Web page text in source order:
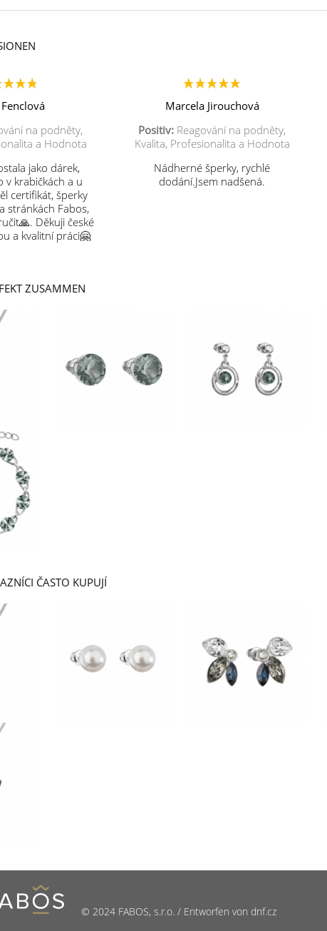
na podněty,
a Hodnota
jako dárek,
v krabičkách a u
certifikát, šperky
stránkách Fabos,
Děkuji české
a kvalitní práci🤗
Marcela Jirouchová
Positiv: Reagování na podněty,
Kvalita, Profesionalita a Hodnota
Nádherné šperky, rychlé
dodání.Jsem nadšená.
ZUSAMMEN
ČASTO KUPUJÍ
© 2024 FABOS, s.r.o. / Entworfen von dnf.cz